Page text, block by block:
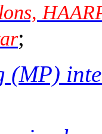
;
(MP)